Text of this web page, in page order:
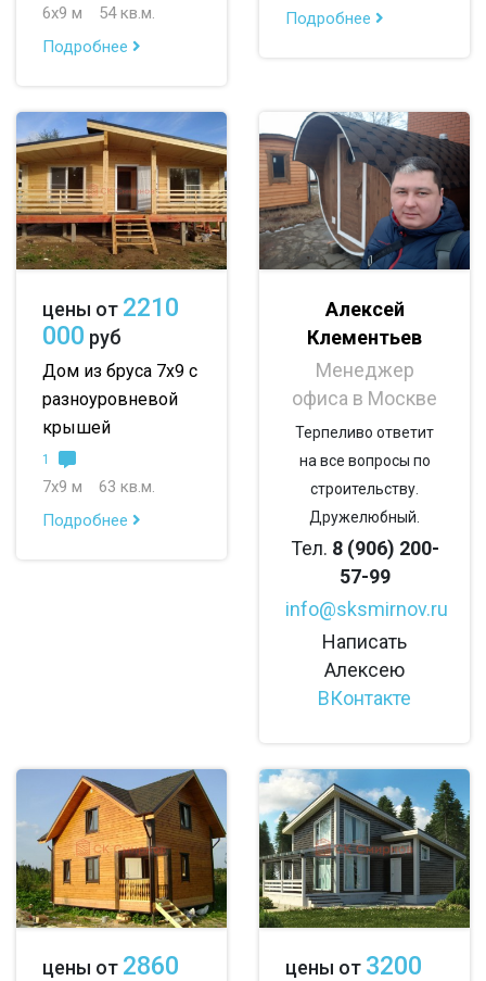
с балконом с верандой с террасой
с эркером с котельной
с панорамными окнами со вторым светом
с беседкой с двумя входами
6х9 м
54 кв.м.
Подробнее
Подробнее
цены от 2210
000 руб
Дом из бруса 7х9 с
разноуровневой
крышей
1
7х9 м
63 кв.м.
Подробнее
Алексей
Клементьев
Менеджер
офиса в Москве
Терпеливо ответит
на все вопросы по
строительству.
Дружелюбный.
Тел. 8 (906) 200-
57-99
info@sksmirnov.ru
Написать
Алексею
ВКонтакте
цены от 2860
цены от 3200